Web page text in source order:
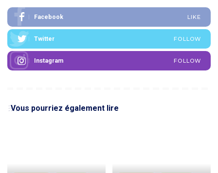
Facebook LIKE
Twitter FOLLOW
Instagram FOLLOW
Vous pourriez également lire